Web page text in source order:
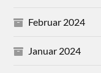
Februar 2024
Januar 2024